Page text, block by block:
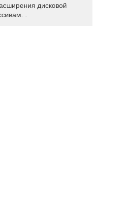
дисковой
.